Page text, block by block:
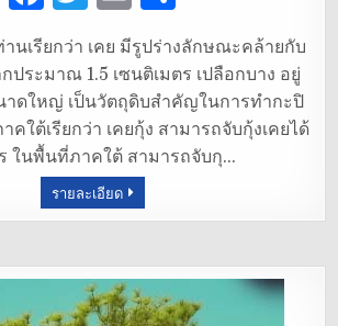
c
e
b
o
o
it
te
r
ai
l
ar
e
านเรียกว่า เคย มีรูปร่างลักษณะคล้ายกับ
ประมาณ 1.5 เซนติเมตร เปลือกบาง อยู่
าดใหญ่ เป็นวัตถุดิบสำคัญในการทำกะปิ
คใต้เรียกว่า เคยกุ้ง สามารถจับกุ้งเคยได้
ในพื้นที่ภาคใต้ สามารถจับกุ…
รายละเอียด